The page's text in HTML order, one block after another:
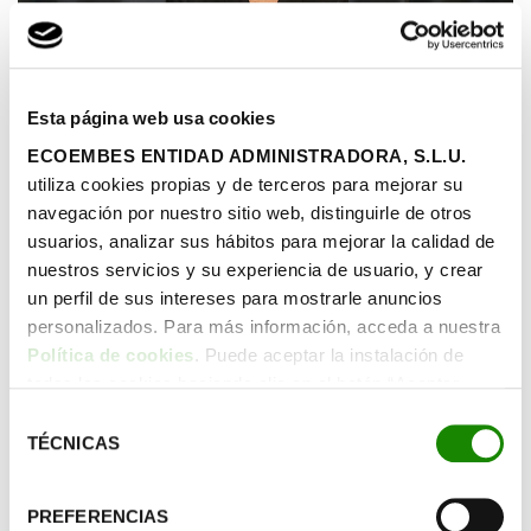
Esta página web usa cookies
ECOEMBES ENTIDAD ADMINISTRADORA, S.L.U.
utiliza cookies propias y de terceros para mejorar su
navegación por nuestro sitio web, distinguirle de otros
usuarios, analizar sus hábitos para mejorar la calidad de
nuestros servicios y su experiencia de usuario, y crear
un perfil de sus intereses para mostrarle anuncios
personalizados. Para más información, acceda a nuestra
Política de cookies. Puede aceptar la instalación de
botón “Configurar cookies”, o rechazar su instalación,
TÉCNICAS
PREFERENCIAS
Después de hacer la formación, Sonia se incorporó en
agosto a la planta de San Martín de la Vega de Saica
Natur. Ahora trabaja de peón, pero ella quiere aumentar
sus responsabilidades y ya se ha sacado el carnet de
carretillera. Desde Saica, tienen clara que fue un acierto
participar en este programa y lo recomendarían de nuevo.
Reciclar para cambiar vidas es un proyecto
“Cuando
nos propuso participar en este
programa no lo dudamos, al estar alineado con nuestros
oportunidad de ayudar a